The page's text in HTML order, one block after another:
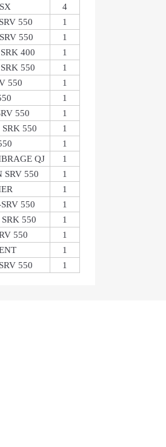
4
550
1
550
1
400
1
550
1
550
1
1
550
1
550
1
1
QJ
1
SRV 550
1
1
550
1
550
1
550
1
1
550 1